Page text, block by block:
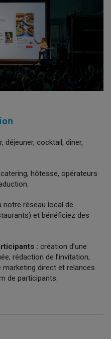
déjeuner, cocktail, diner,
hôtesse, opérateurs
notre réseau local de
et bénéficiez des
: création d’une
rédaction de l’invitation,
marketing direct et relances
de participants.